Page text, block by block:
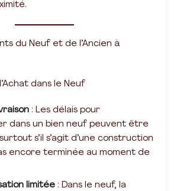
du Neuf et de l’Ancien à
dans le Neuf
: Les délais pour
dans un bien neuf peuvent être
s’il s’agit d’une construction
encore terminée au moment de
limitée : Dans le neuf, la